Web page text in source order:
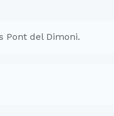
Pont del Dimoni.